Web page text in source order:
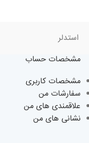
استدلر
مشخصات حساب
مشخصات کاربری
سفارشات من
علاقمندی های من
نشانی های من